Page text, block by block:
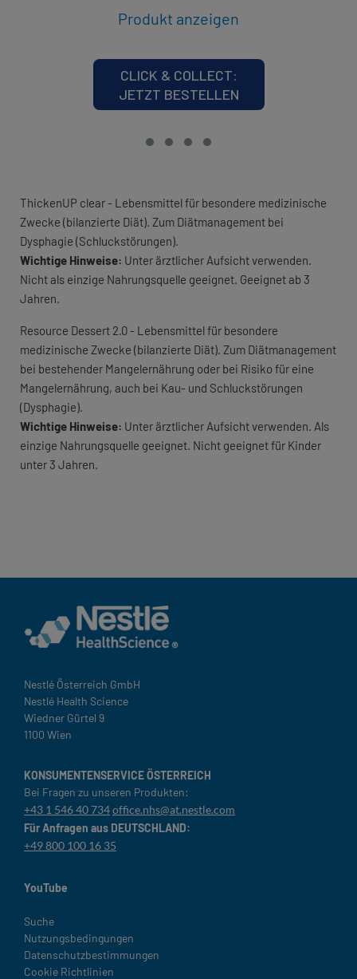
Produkt anzeigen
CLICK & COLLECT:
JETZT BESTELLEN
ThickenUP clear - Lebensmittel für besondere medizinische
Zwecke (bilanzierte Diät). Zum Diätmanagement bei
Dysphagie (Schluckstörungen).
Wichtige Hinweise: Unter ärztlicher Aufsicht verwenden.
Nicht als einzige Nahrungsquelle geeignet. Geeignet ab 3
Jahren.​
Resource Dessert 2.0 - Lebensmittel für besondere
medizinische Zwecke (bilanzierte Diät). Zum Diätmanagement
bei bestehender Mangelernährung oder bei Risiko für eine
Mangelernährung, auch bei Kau- und Schluckstörungen
(Dysphagie).
Wichtige Hinweise: Unter ärztlicher Aufsicht verwenden. Als
einzige Nahrungsquelle geeignet. Nicht geeignet für Kinder
unter 3 Jahren.​
Nestlé Österreich GmbH
Nestlé Health Science
Wiedner Gürtel 9
1100 Wien
KONSUMENTENSERVICE ÖSTERREICH
Bei Fragen zu unseren Produkten:
+43 1 546 40 734office.nhs@at.nestle.com
Für Anfragen aus DEUTSCHLAND:
+49 800 100 16 35
YouTube
Legal
Suche
Nutzungsbedingungen
Datenschutzbestimmungen
Cookie Richtlinien